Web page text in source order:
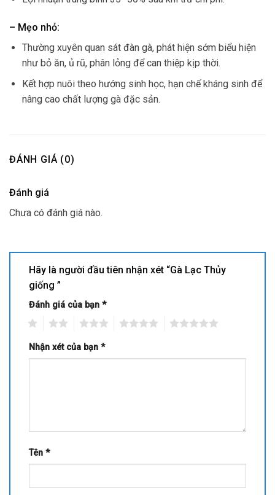
– Mẹo nhỏ:
Thường xuyên quan sát đàn gà, phát hiện sớm biểu hiện
như bỏ ăn, ủ rũ, phân lỏng để can thiệp kịp thời.
Kết hợp nuôi theo hướng sinh học, hạn chế kháng sinh để
nâng cao chất lượng gà đặc sản.
ĐÁNH GIÁ (0)
Đánh giá
Chưa có đánh giá nào.
Hãy là người đầu tiên nhận xét “Gà Lạc Thủy
giống ”
Đánh giá của bạn *
Nhận xét của bạn *
Tên *